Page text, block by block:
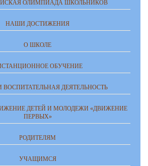
ОЛИМПИАДА ШКОЛЬНИКОВ
НАШИ ДОСТИЖЕНИЯ
О ШКОЛЕ
ОБУЧЕНИЕ
ВОСПИТАТЕЛЬНАЯ ДЕЯТЕЛЬНОСТЬ
ДЕТЕЙ И МОЛОДЕЖИ «ДВИЖЕНИЕ
ПЕРВЫХ»
РОДИТЕЛЯМ
УЧАЩИМСЯ